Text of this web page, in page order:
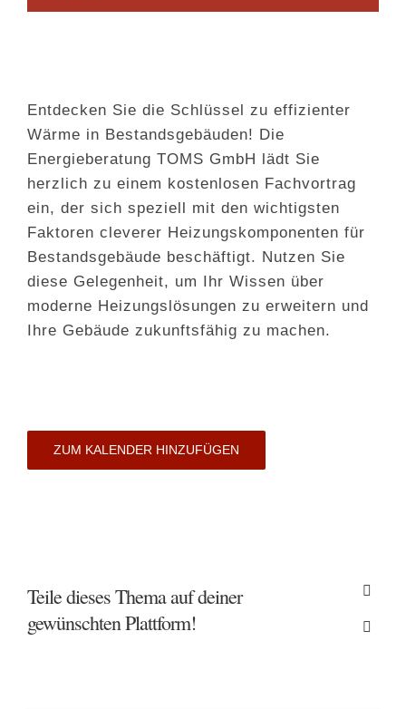
Entdecken Sie die Schlüssel zu effizienter
Wärme in Bestandsgebäuden! Die
Energieberatung TOMS GmbH lädt Sie
herzlich zu einem kostenlosen Fachvortrag
ein, der sich speziell mit den wichtigsten
Faktoren cleverer Heizungskomponenten für
Bestandsgebäude beschäftigt. Nutzen Sie
diese Gelegenheit, um Ihr Wissen über
moderne Heizungslösungen zu erweitern und
Ihre Gebäude zukunftsfähig zu machen.
ZUM KALENDER HINZUFÜGEN
Teile dieses Thema auf deiner
gewünschten Plattform!
E-